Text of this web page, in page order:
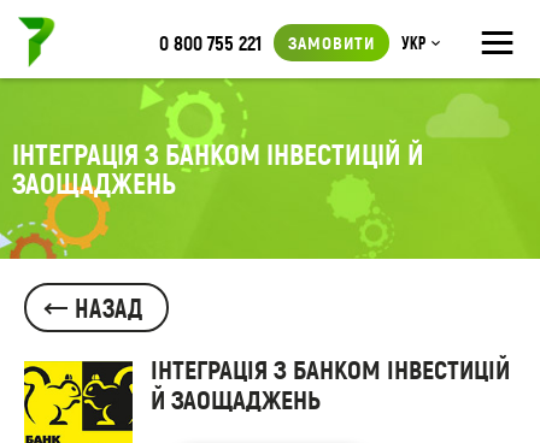
≡
0 800 755 221 ЗАМОВИТИ Укр
ІНТЕГРАЦІЯ З БАНКОМ ІНВЕСТИЦІЙ Й
ЗАОЩАДЖЕНЬ
НАЗАД
ІНТЕГРАЦІЯ З БАНКОМ ІНВЕСТИЦІЙ
Й ЗАОЩАДЖЕНЬ